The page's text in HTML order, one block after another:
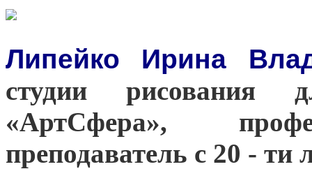
Липейко Ирина
студии рисования
«АртСфера»,
преподаватель с 20 -